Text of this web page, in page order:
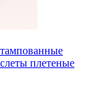
плетеные